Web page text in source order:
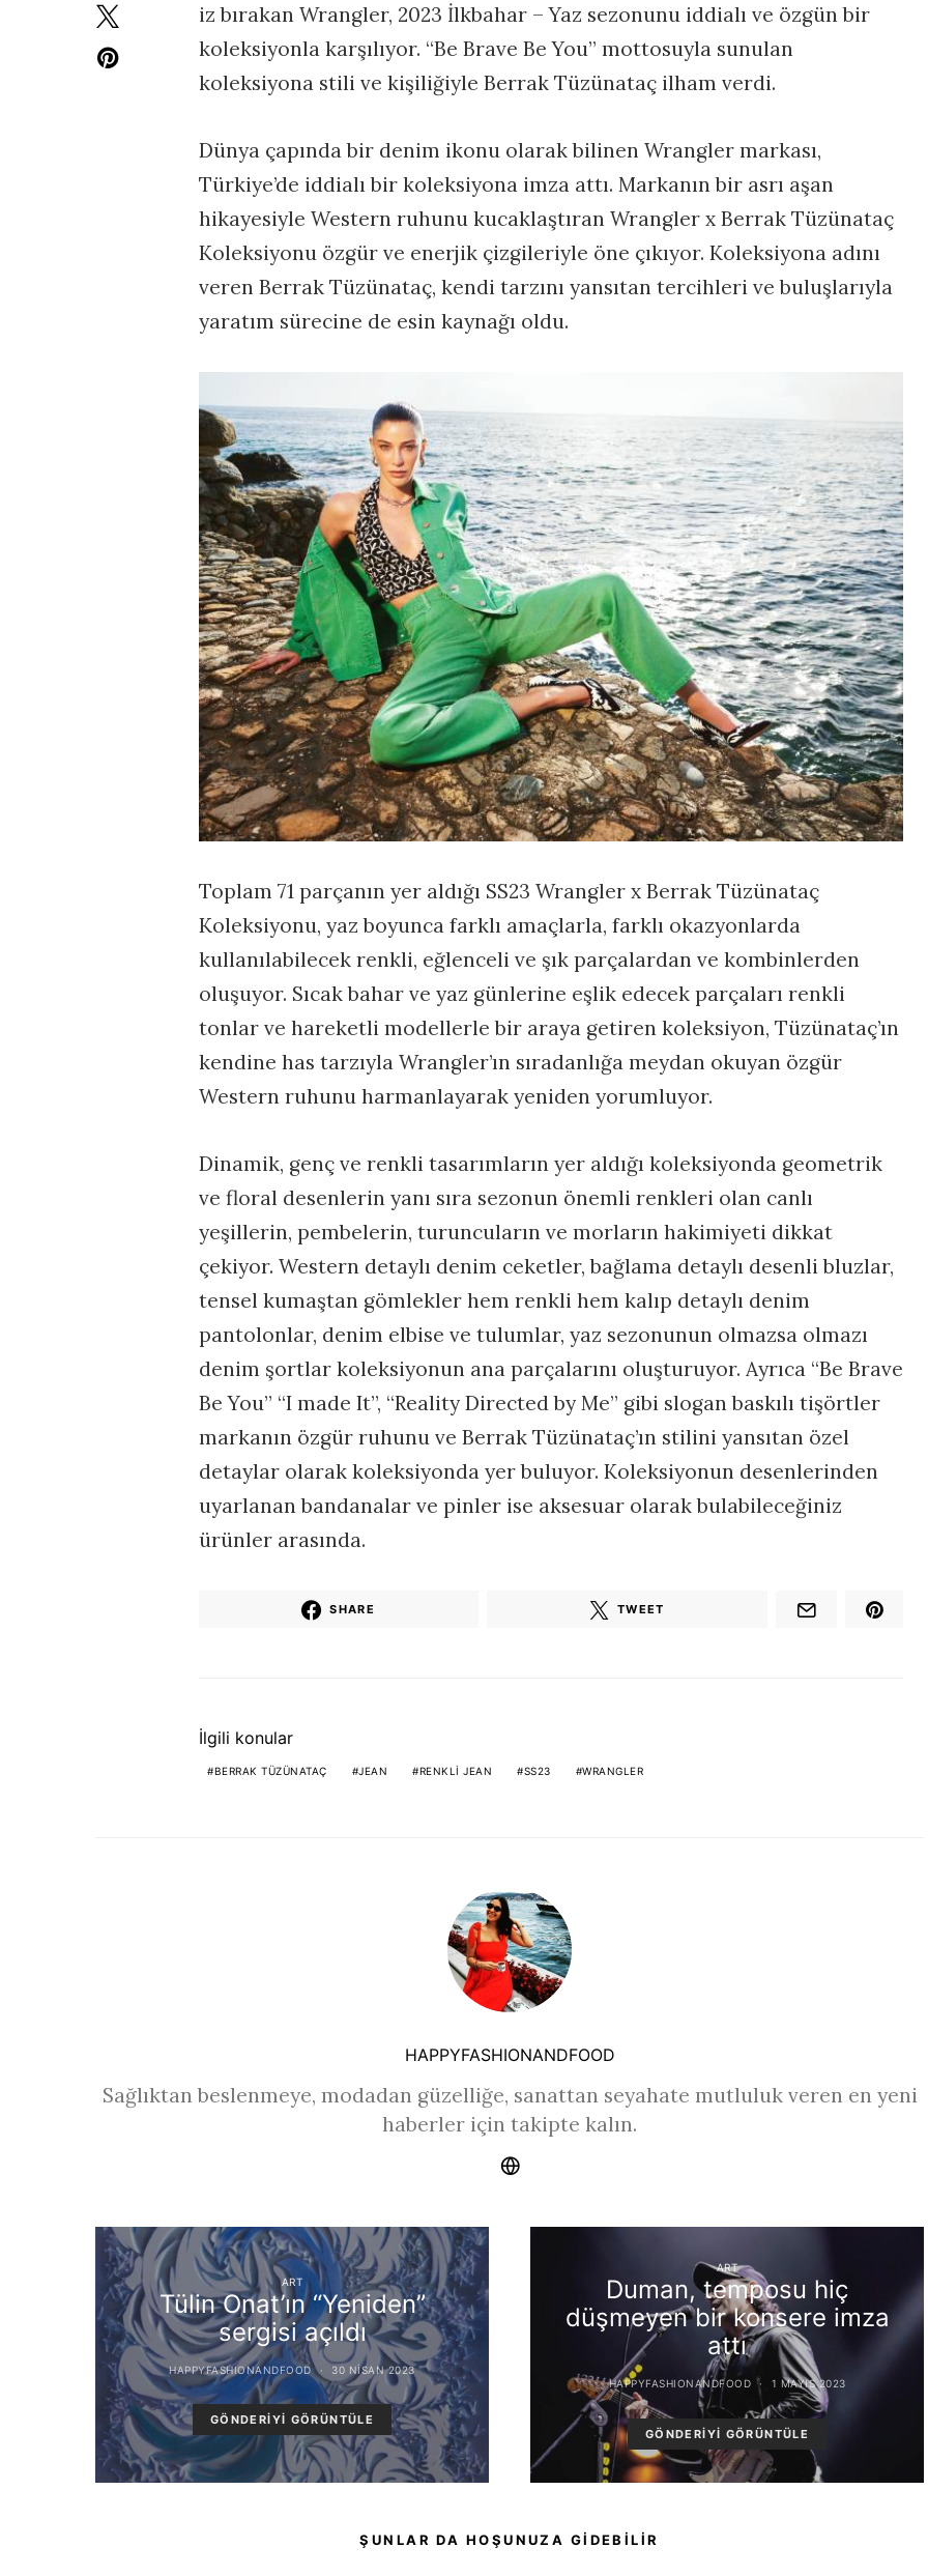
iz bırakan Wrangler, 2023 İlkbahar – Yaz sezonunu iddialı ve özgün bir
koleksiyonla karşılıyor. “Be Brave Be You” mottosuyla sunulan
koleksiyona stili ve kişiliğiyle Berrak Tüzünataç ilham verdi.
Dünya çapında bir denim ikonu olarak bilinen Wrangler markası,
Türkiye’de iddialı bir koleksiyona imza attı. Markanın bir asrı aşan
hikayesiyle Western ruhunu kucaklaştıran Wrangler x Berrak Tüzünataç
Koleksiyonu özgür ve enerjik çizgileriyle öne çıkıyor. Koleksiyona adını
veren Berrak Tüzünataç, kendi tarzını yansıtan tercihleri ve buluşlarıyla
yaratım sürecine de esin kaynağı oldu.
Toplam 71 parçanın yer aldığı SS23 Wrangler x Berrak Tüzünataç
Koleksiyonu, yaz boyunca farklı amaçlarla, farklı okazyonlarda
kullanılabilecek renkli, eğlenceli ve şık parçalardan ve kombinlerden
oluşuyor. Sıcak bahar ve yaz günlerine eşlik edecek parçaları renkli
tonlar ve hareketli modellerle bir araya getiren koleksiyon, Tüzünataç’ın
kendine has tarzıyla Wrangler’ın sıradanlığa meydan okuyan özgür
Western ruhunu harmanlayarak yeniden yorumluyor.
Dinamik, genç ve renkli tasarımların yer aldığı koleksiyonda geometrik
ve floral desenlerin yanı sıra sezonun önemli renkleri olan canlı
yeşillerin, pembelerin, turuncuların ve morların hakimiyeti dikkat
çekiyor. Western detaylı denim ceketler, bağlama detaylı desenli bluzlar,
tensel kumaştan gömlekler hem renkli hem kalıp detaylı denim
pantolonlar, denim elbise ve tulumlar, yaz sezonunun olmazsa olmazı
denim şortlar koleksiyonun ana parçalarını oluşturuyor. Ayrıca “Be Brave
Be You” “I made It”, “Reality Directed by Me” gibi slogan baskılı tişörtler
markanın özgür ruhunu ve Berrak Tüzünataç’ın stilini yansıtan özel
detaylar olarak koleksiyonda yer buluyor. Koleksiyonun desenlerinden
uyarlanan bandanalar ve pinler ise aksesuar olarak bulabileceğiniz
ürünler arasında.
SHARE TWEET
İlgili konular
BERRAK TÜZÜNATAÇ JEAN RENKLI JEAN SS23 WRANGLER
HAPPYFASHIONANDFOOD
Sağlıktan beslenmeye, modadan güzelliğe, sanattan seyahate mutluluk veren en yeni
haberler için takipte kalın.
ART
Tülin Onat’ın “Yeniden”
sergisi açıldı
HAPPYFASHIONANDFOOD 30 NISAN 2023
GÖNDERIYI GÖRÜNTÜLE
ART
Duman, temposu hiç
düşmeyen bir konsere imza
attı
HAPPYFASHIONANDFOOD 1 MAYIS 2023
GÖNDERIYI GÖRÜNTÜLE
ŞUNLAR DA HOŞUNUZA GIDEBILIR